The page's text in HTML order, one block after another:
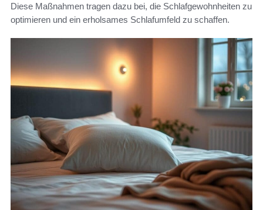
Diese Maßnahmen tragen dazu bei, die Schlafgewohnheiten zu
optimieren und ein erholsames Schlafumfeld zu schaffen.